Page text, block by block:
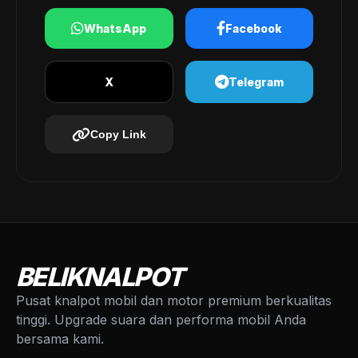
WhatsApp Facebook
X Telegram
Copy Link
BELIKNALPOT
Pusat knalpot mobil dan motor premium berkualitas
tinggi. Upgrade suara dan performa mobil Anda
bersama kami.